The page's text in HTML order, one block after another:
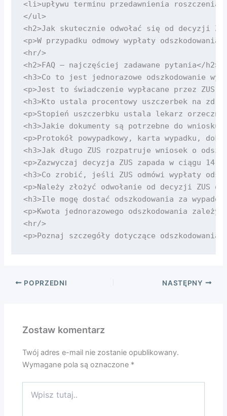
<li>upływu terminu przedawnienia
</ul>
<h2>Jak skutecznie odwołać się od decyzji
<p>W przypadku odmowy wypłaty
<hr/>
<h2>FAQ – najczęściej zadawane pytania</h2>
<h3>Co to jest jednorazowe odszkodowanie
<p>Jest to świadczenie wypłacane przez ZUS
<h3>Kto ustala procentowy uszczerbek na
<p>Stopień uszczerbku ustala lekarz orzecznik
<h3>Jakie dokumenty są potrzebne do wniosku
<p>Protokół powypadkowy, karta wypadku,
<h3>Jak długo ZUS rozpatruje wniosek o
<p>Zazwyczaj decyzja ZUS zapada w ciągu 14
<h3>Co zrobić, jeśli ZUS odmówi wypłaty
<p>Należy złożyć odwołanie od decyzji
<h3>Ile mogę dostać odszkodowania za
<p>Kwota jednorazowego odszkodowania
<hr/>
POPRZEDNI NASTĘPNY
Zostaw komentarz
Twój adres e-mail nie zostanie opublikowany.
Wymagane pola są oznaczone *
tutaj..